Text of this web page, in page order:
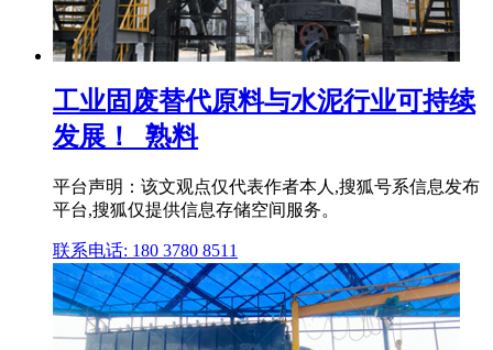
工业固废替代原料与水泥行业可持续
发展！_熟料
平台声明：该文观点仅代表作者本人,搜狐号系信息发布
平台,搜狐仅提供信息存储空间服务。
联系电话: 180 3780 8511